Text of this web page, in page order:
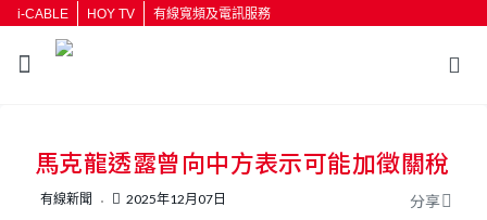
i-CABLE HOY TV 有線寬頻及電訊服務
按輸入鍵開始搜尋
馬克龍透露曾向中方表示可能加徵關稅
有線新聞 2025年12月07日 分享